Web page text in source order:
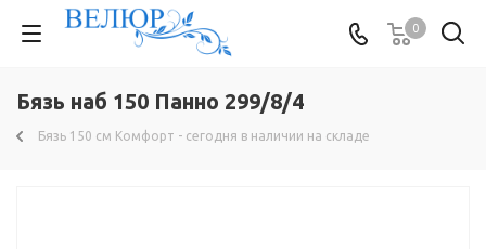
0
Бязь наб 150 Панно 299/8/4
Бязь 150 см Комфорт - сегодня в наличии на складе